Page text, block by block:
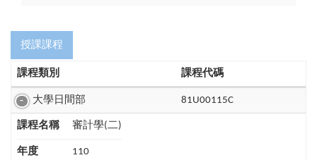
授課課程
課程類別 課程代碼
大學日間部 81U00115C
課程名稱 審計學(二)
年度 110